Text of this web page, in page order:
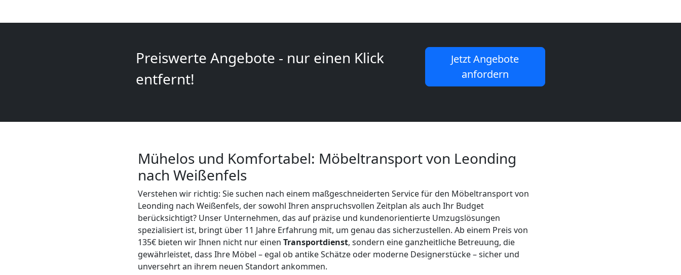
Preiswerte Angebote - nur einen Klick
entfernt!
Jetzt Angebote
anfordern
Mühelos und Komfortabel: Möbeltransport von Leonding
nach Weißenfels
Verstehen wir richtig: Sie suchen nach einem maßgeschneiderten Service für den Möbeltransport von
Leonding nach Weißenfels, der sowohl Ihren anspruchsvollen Zeitplan als auch Ihr Budget
berücksichtigt? Unser Unternehmen, das auf präzise und kundenorientierte Umzugslösungen
spezialisiert ist, bringt über 11 Jahre Erfahrung mit, um genau das sicherzustellen. Ab einem Preis von
135€ bieten wir Ihnen nicht nur einen Transportdienst, sondern eine ganzheitliche Betreuung, die
gewährleistet, dass Ihre Möbel – egal ob antike Schätze oder moderne Designerstücke – sicher und
unversehrt an ihrem neuen Standort ankommen.
Kunsttransport